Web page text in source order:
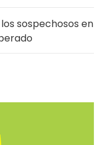
sospechosos en